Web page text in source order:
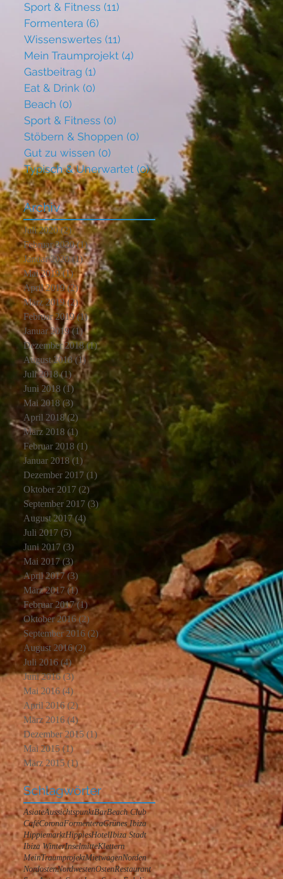
Sport & Fitness (11)
Formentera (6)
Wissenswertes (11)
Mein Traumprojekt (4)
Gastbeitrag (1)
Eat & Drink (0)
Beach (0)
Sport & Fitness (0)
Stöbern & Shoppen (0) 0 Beiträge
Gut zu wissen (0) 0 Beiträge
Typisch & Unerwartet (0)0 Beiträge
Archiv
Juli 2020 (2)2 Beiträge
Februar 2020 (1)1 Beitrag
Januar 2020 (1)1 Beitrag
Mai 2019 (1)1 Beitrag
April 2019 (2)2 Beiträge
März 2019 (2)2 Beiträge
Februar 2019 (1)1 Beitrag
Januar 2019 (1)1 Beitrag
Dezember 2018 (1)1 Beitrag
August 2018 (1) 1 Beitrag
Juli 2018 (1) 1 Beitrag
Juni 2018 (1) 1 Beitrag
Mai 2018 (3) 3 Beiträge
April 2018 (2) 2 Beiträge
März 2018 (1) 1 Beitrag
Februar 2018 (1)
Januar 2018 (1)
Dezember 2017 (1) 1 Beitrag
Oktober 2017 (2)2 Beiträge
September 2017 (3)3 Beiträge
August 2017 (4)
Juli 2017 (5) 5 Beiträge
Juni 2017 (3) 3 Beiträge
Mai 2017 (3) 3 Beiträge
April 2017 (3)
März 2017 (1)
Februar 2017 (1)1 Beitrag
Oktober 2016 (2) 2 Beiträge
September 2016 (2) 2 Beiträge
August 2016 (2) 2 Beiträge
Juli 2016 (4)4 Beiträge
Juni 2016 (3) 3 Beiträge
Mai 2016 (4) 4 Beiträge
April 2016 (2)2 Beiträge
März 2016 (4)4 Beiträge
Dezember 2015 (1) 1 Beitrag
Mai 2015 (1)1 Beitrag
März 2015 (1) 1 Beitrag
Schlagwörter
AsiateAussichtspunktBarBeach Club
CaféCoronaFormenteraGrünes Ibiza
HippiemarktHippiesHotelIbiza Stadt
Ibiza WinterInselmitteKlettern
MeinTraumprojektMietwagenNorden
NordostenNordwestenOstenRestaurant